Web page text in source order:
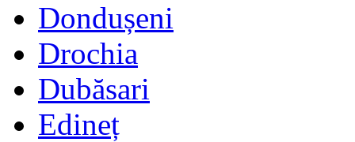
Dondușeni
Drochia
Dubăsari
Edineț